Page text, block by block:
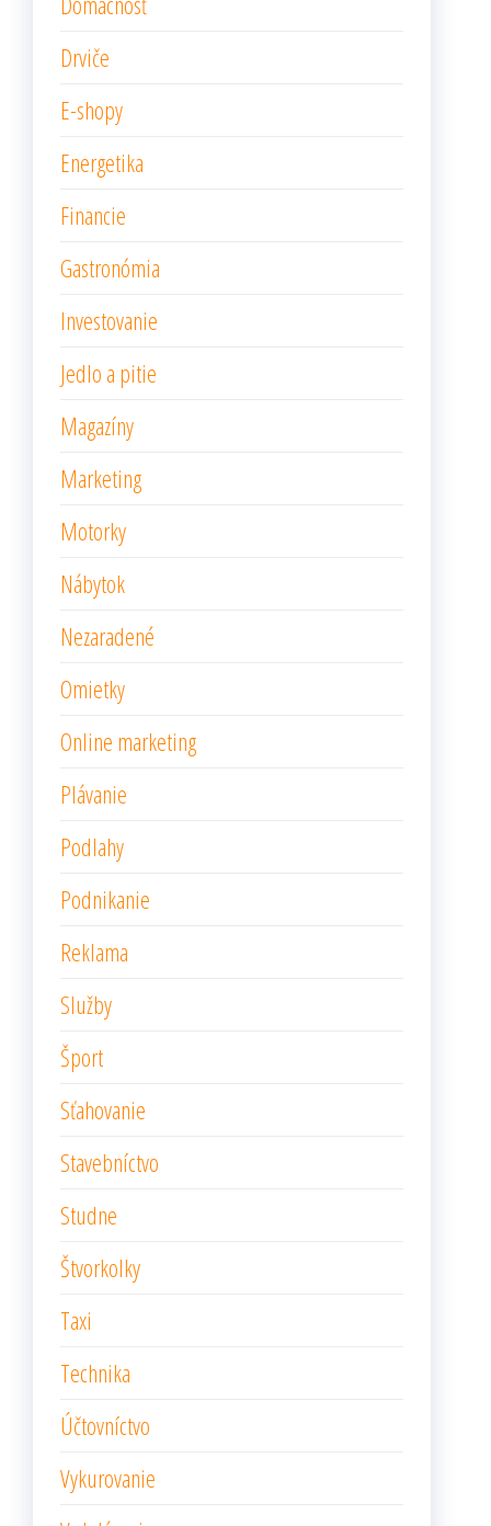
Drviče
E-shopy
Energetika
Financie
Gastronómia
Investovanie
Jedlo a pitie
Magazíny
Marketing
Motorky
Nábytok
Nezaradené
Omietky
Online marketing
Plávanie
Podlahy
Podnikanie
Reklama
Služby
Šport
Sťahovanie
Stavebníctvo
Studne
Štvorkolky
Taxi
Technika
Účtovníctvo
Vykurovanie